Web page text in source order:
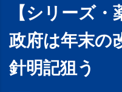
【シリーズ
政府は年末の
針明記狙う